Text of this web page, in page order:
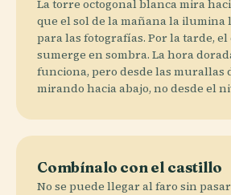
La torre octogonal blanca mira
que el sol de la mañana la ilumina
para las fotografías. Por la tarde,
sumerge en sombra. La hora
funciona, pero desde las murallas
mirando hacia abajo, no desde el
Combínalo con el castillo
No se puede llegar al faro sin